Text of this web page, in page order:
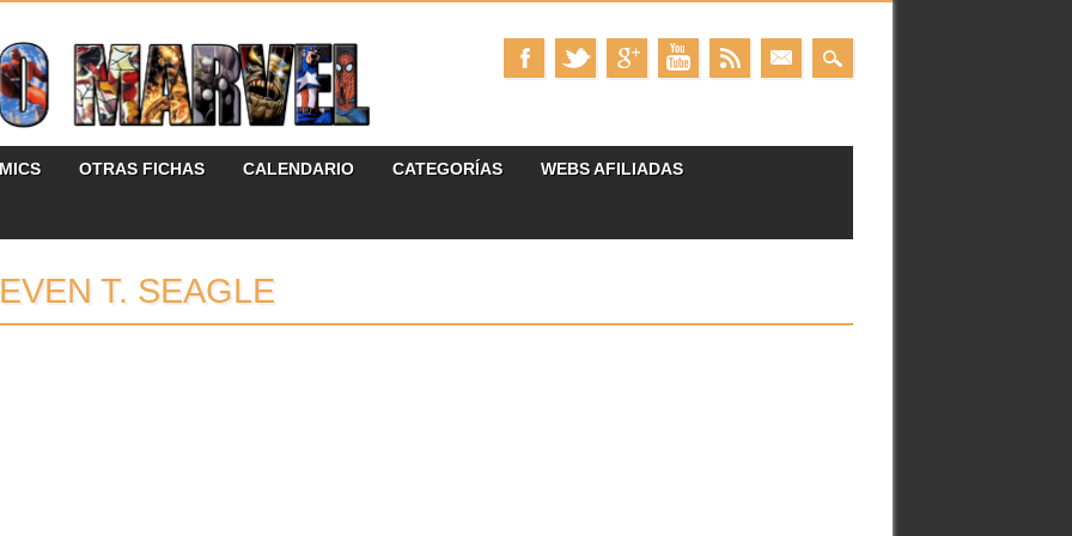
OTRAS FICHAS CALENDARIO CATEGORÍAS WEBS AFILIADAS
T. SEAGLE